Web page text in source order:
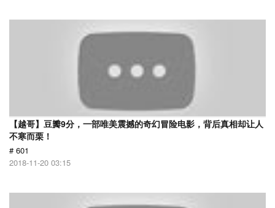
【越哥】豆瓣9分，一部唯美震撼的奇幻冒险电影，背后真相却让人
不寒而栗！
# 601
2018-11-20 03:15